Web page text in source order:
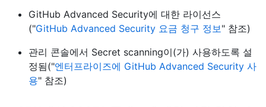
GitHub Advanced Security에 대한 라이선스
("GitHub Advanced Security 요금 청구 정보 " 참조)
관리 콘솔에서 Secret scanning이(가) 사용하도록 설
정됨("엔터프라이즈에 GitHub Advanced Security 사
용" 참조)